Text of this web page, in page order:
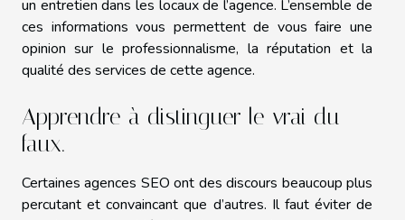
un entretien dans les locaux de l’agence. L’ensemble de
ces informations vous permettent de vous faire une
opinion sur le professionnalisme, la réputation et la
qualité des services de cette agence.
Apprendre à distinguer le vrai du
faux.
Certaines agences SEO ont des discours beaucoup plus
percutant et convaincant que d’autres. Il faut éviter de